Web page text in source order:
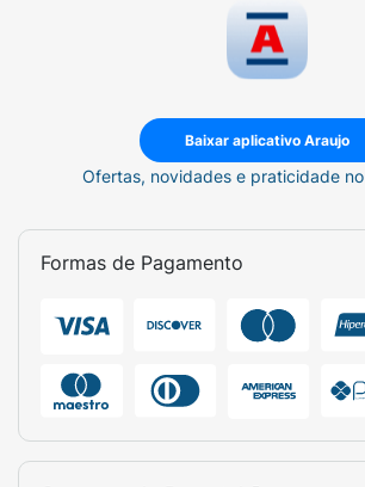
Baixar aplicativo Araujo
Ofertas, novidades e praticidade
Formas de Pagamento